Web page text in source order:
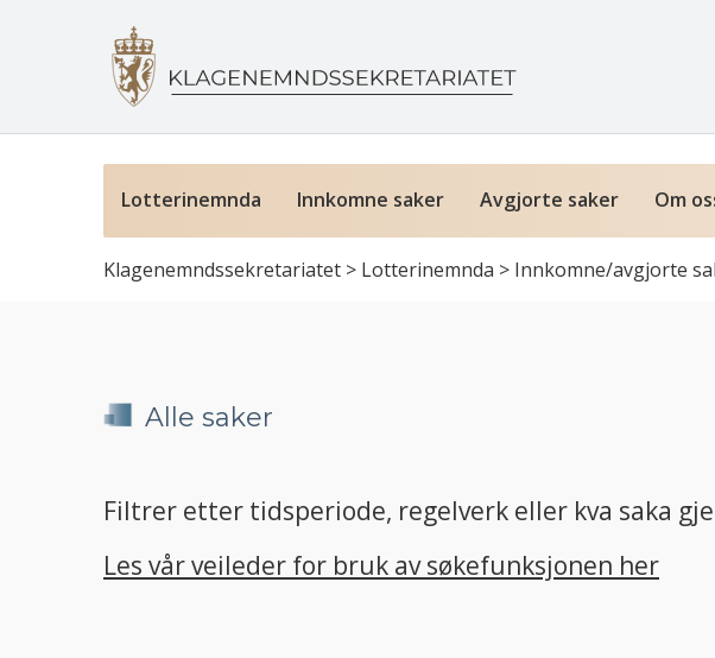
Lotterinemnda Innkomne saker Avgjorte saker Om
Klagenemndssekretariatet > Lotterinemnda > Innkomne/avgjorte
Alle saker
Filtrer etter tidsperiode, regelverk eller kva saka
Les vår veileder for bruk av søkefunksjonen her